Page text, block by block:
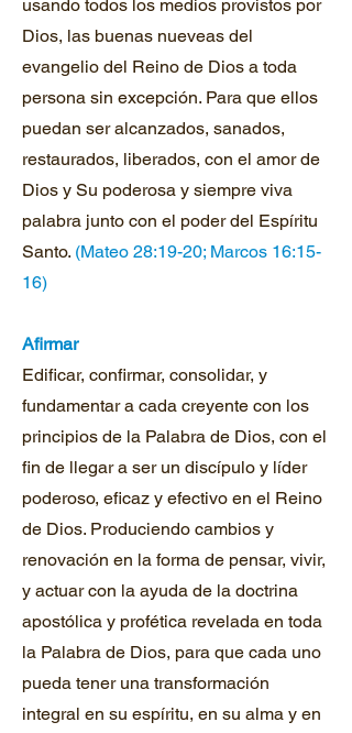
usando todos los medios provistos por
Dios, las buenas nueveas del
evangelio del Reino de Dios a toda
persona sin excepción. Para que ellos
puedan ser alcanzados, sanados,
restaurados, liberados, con el amor de
Dios y Su poderosa y siempre viva
palabra junto con el poder del Espíritu
Santo. (Mateo 28:19-20; Marcos 16:15-
16)
Afirmar
Edificar, confirmar, consolidar, y
fundamentar a cada creyente con los
principios de la Palabra de Dios, con el
fin de llegar a ser un discípulo y líder
poderoso, eficaz y efectivo en el Reino
de Dios. Produciendo cambios y
renovación en la forma de pensar, vivir,
y actuar con la ayuda de la doctrina
apostólica y profética revelada en toda
la Palabra de Dios, para que cada uno
pueda tener una transformación
integral en su espíritu, en su alma y en